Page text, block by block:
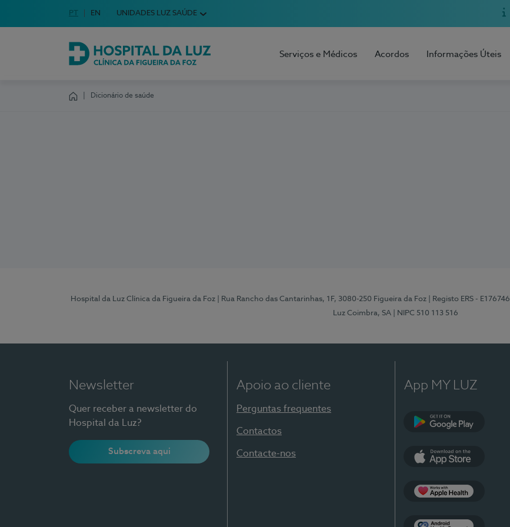
Escolha o seu idioma
Idioma em Português
PT English Language
EN UNIDADES LUZ SAÚDE
Hospital da Luz Clínica da Figueira da Foz
Serviços e Médicos Acordos Informações Úteis
Dicionário de saúde
Hospital da Luz Clínica da Figueira da Foz | Rua Rancho das Cantarinhas, 1F, 3080-250 Figueira da Foz | Registo ERS - E176746
Luz Coimbra, SA
| NIPC 510 113 516
Newsletter
Quer receber a newsletter do
Hospital da Luz?
Subscreva aqui
Apoio ao cliente
Perguntas frequentes
Contactos
Contacte-nos
App MY LUZ